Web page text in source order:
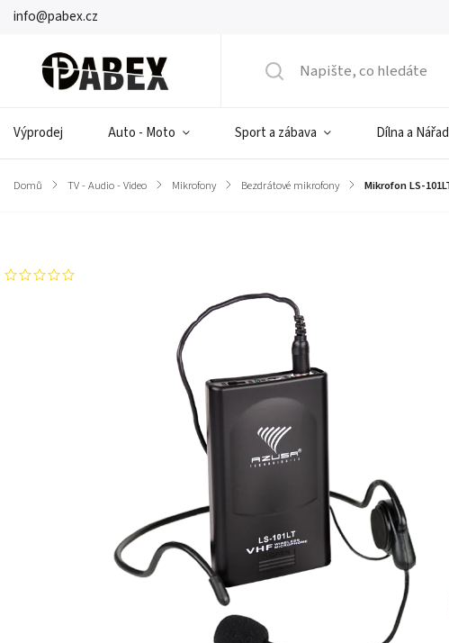
info@pabex.cz
Výprodej Auto - Moto Sport a zábava Dílna a
Domů / TV - Audio - Video / Mikrofony / Bezdrátové mikrofony / Mikrofon LS-